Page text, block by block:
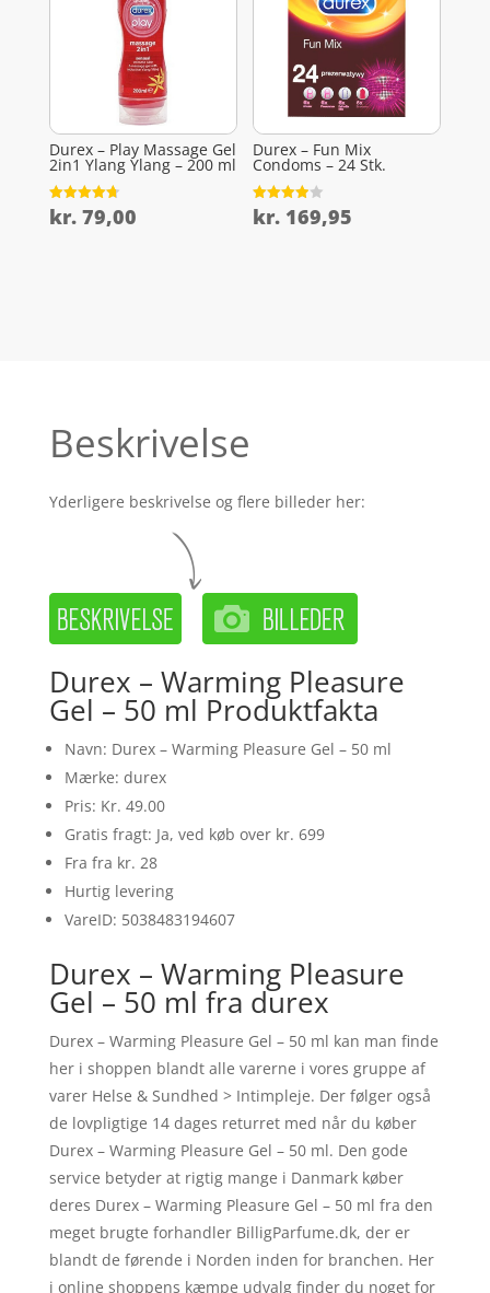
Durex – Play Massage Gel
2in1 Ylang Ylang – 200 ml
Vurderet
4.7
kr.79,00
Durex – Fun Mix
Condoms – 24 Stk.
Vurderet
3.9
kr. 169,95
Beskrivelse
Yderligere beskrivelse og flere billeder her:
Durex – Warming Pleasure
Gel – 50 ml Produktfakta
Navn: Durex – Warming Pleasure Gel – 50 ml
Mærke: durex
Pris: Kr. 49.00
Gratis fragt: Ja, ved køb over kr. 699
Fra fra kr. 28
Hurtig levering
VareID: 5038483194607
Durex – Warming Pleasure
Gel – 50 ml fra durex
Durex – Warming Pleasure Gel – 50 ml kan man finde
her i shoppen blandt alle varerne i vores gruppe af
varer Helse & Sundhed > Intimpleje. Der følger også
de lovpligtige 14 dages returret med når du køber
Durex – Warming Pleasure Gel – 50 ml. Den gode
service betyder at rigtig mange i Danmark køber
deres Durex – Warming Pleasure Gel – 50 ml fra den
meget brugte forhandler BilligParfume.dk, der er
blandt de førende i Norden inden for branchen. Her
i online shoppens kæmpe udvalg finder du noget for